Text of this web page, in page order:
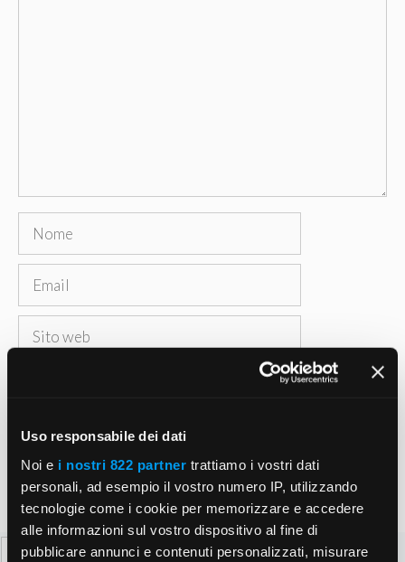
Uso responsabile dei dati
Noi e i nostri 822 partner trattiamo i vostri dati
personali, ad esempio il vostro numero IP, utilizzando
tecnologie come i cookie per memorizzare e accedere
alle informazioni sul vostro dispositivo al fine di
pubblicare annunci e contenuti personalizzati, misurare
Nome
Email
Sito
web
Salva il mio nome, email e sito web in questo
Ricerca